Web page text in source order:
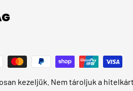
kezeljük. Nem tároljuk a